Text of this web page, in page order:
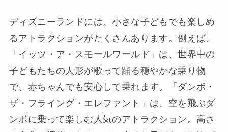
ディズニーランドには、小さな子どもでも楽しめ
るアトラクションがたくさんあります。例えば、
「イッツ・ア・スモールワールド」は、世界中の
子どもたちの人形が歌って踊る穏やかな乗り物
で、赤ちゃんでも安心して乗れます。「ダンボ・
ザ・フライング・エレファント」は、空を飛ぶダ
ンボに乗って楽しむ人気のアトラクション。高さ